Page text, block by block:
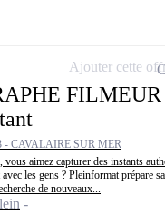
FILMEUR
- CAVALAIRE SUR MER
vous aimez capturer des instants
les gens ? Pleinformat prépare
de nouveaux...
Ajouter cette